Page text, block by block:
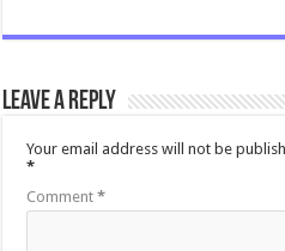
Leave a Reply
Your email address will not be
*
Comment*